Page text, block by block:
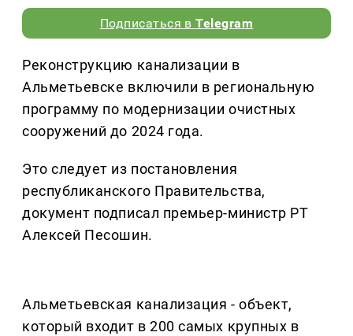
Подписаться вTelegram
Реконструкцию канализации в
Альметьевске включили в региональную
программу по модернизации очистных
сооружений до 2024 года.
Это следует из постановления
республиканского Правительства,
документ подписал премьер-министр РТ
Алексей Песошин.
Альметьевская канализация - объект,
который входит в 200 самых крупных в